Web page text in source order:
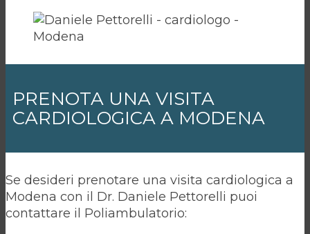
PRENOTA UNA VISITA
CARDIOLOGICA A MODENA
Se desideri prenotare una visita cardiologica a
Modena con il Dr. Daniele Pettorelli puoi
contattare il Poliambulatorio: